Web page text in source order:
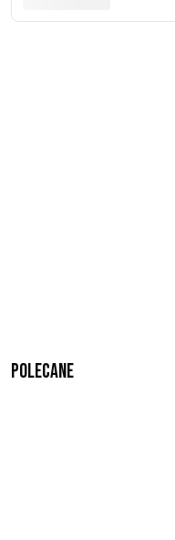
Polecane